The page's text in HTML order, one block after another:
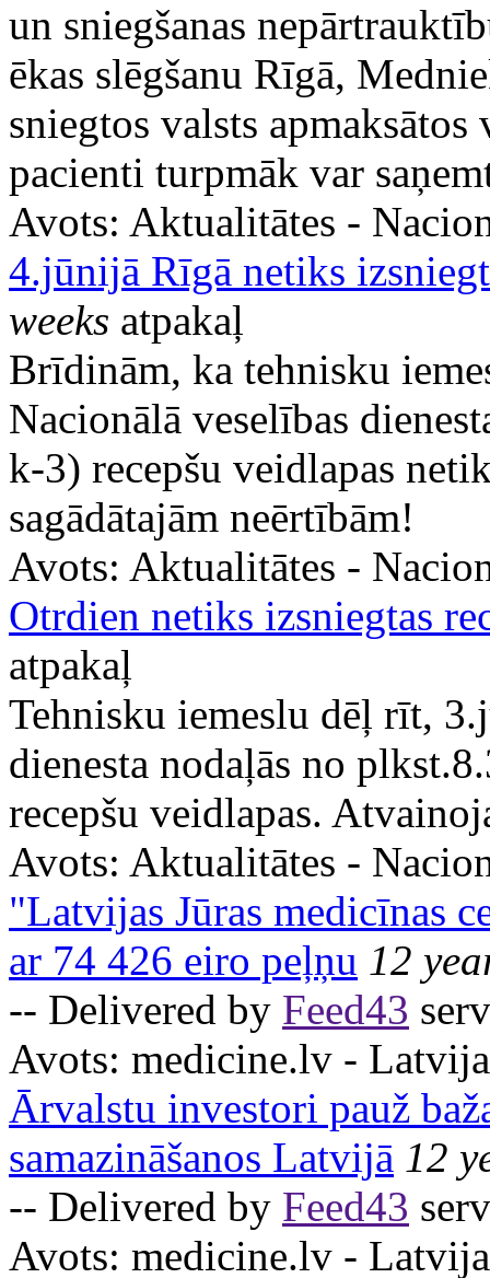
un sniegšanas
ēkas slēgšanu Rīgā,
sniegtos valsts
pacienti turpmāk var
Avots: Aktualitātes -
4.jūnijā Rīgā netiks
weeks atpakaļ
Brīdinām, ka tehnisku
Nacionālā veselības
k-3) recepšu veidlapas
sagādātajām neērtībām!
Avots: Aktualitātes -
Otrdien netiks izsniegtas
atpakaļ
Tehnisku iemeslu dēļ rīt,
dienesta nodaļās no
recepšu veidlapas.
Avots: Aktualitātes -
"Latvijas Jūras medicīnas
ar 74 426 eiro peļņu 12
-- Delivered by Feed43
Avots: medicine.lv -
Ārvalstu investori pauž
samazināšanos Latvijā 12
-- Delivered by Feed43
Avots: medicine.lv -